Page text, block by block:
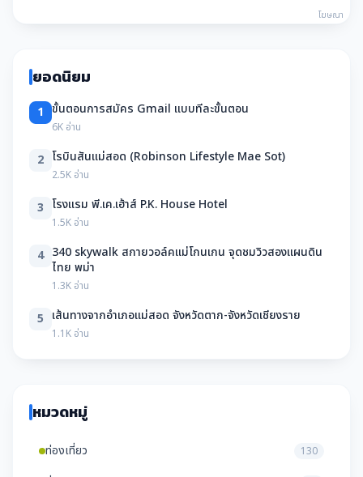
โฆษณา
ยอดนิยม
1 ขั้นตอนการสมัคร Gmail แบบทีละขั้นตอน
6K อ่าน
2 โรบินสันแม่สอด (Robinson Lifestyle Mae Sot)
2.5K อ่าน
3 โรงแรม พี.เค.เฮ้าส์ P.K. House Hotel
1.5K อ่าน
4 340 skywalk สกายวอล์คแม่โกนเกน จุดชมวิวสองแผนดิน
ไทย พม่า
1.3K อ่าน
5 เส้นทางจากอำเภอแม่สอด จังหวัดตาก-จังหวัดเชียงราย
1.1K อ่าน
หมวดหมู่
ท่องเที่ยว 130